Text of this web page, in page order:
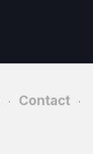
· Contact ·